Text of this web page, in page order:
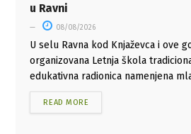
u Ravni
08/08/2026
U selu Ravna kod Knjaževca i ove
organizovana Letnja škola
edukativna radionica namenjena
READ MORE